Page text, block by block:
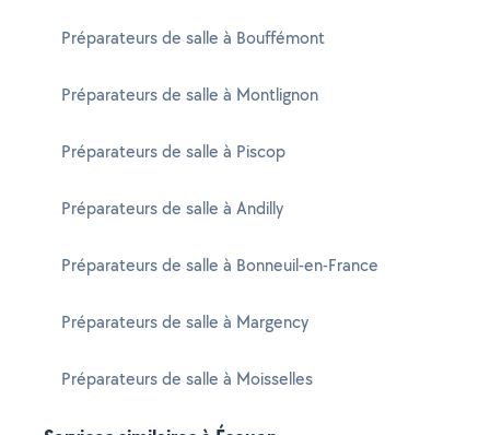
Préparateurs de salle à Bouffémont
Préparateurs de salle à Montlignon
Préparateurs de salle à Piscop
Préparateurs de salle à Andilly
Préparateurs de salle à Bonneuil-en-France
Préparateurs de salle à Margency
Préparateurs de salle à Moisselles